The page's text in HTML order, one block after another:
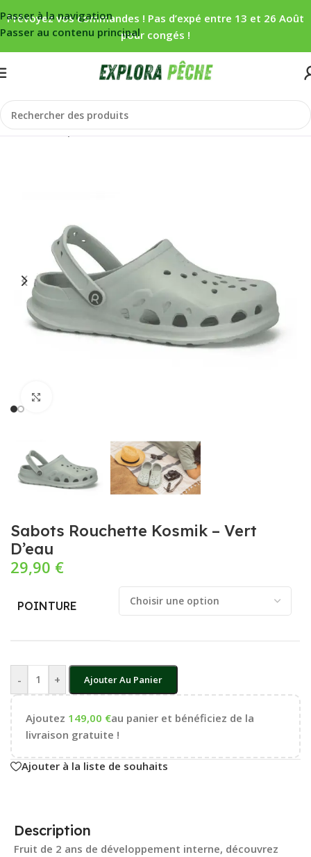
Passer à la navigation
Passer au contenu principal
Prévoyez vos commandes ! Pas d’expé entre 13 et 26 Août
pour congés !
Accueil/Carpe
Sabots Rouchette Kosmik – Vert
D’eau
29,90 €
POINTURE
- + Ajouter Au Panier
Ajoutez 149,00 €au panier et bénéficiez de la
livraison gratuite !
Ajouter à la liste de souhaits
Description
Fruit de 2 ans de développement interne, découvrez